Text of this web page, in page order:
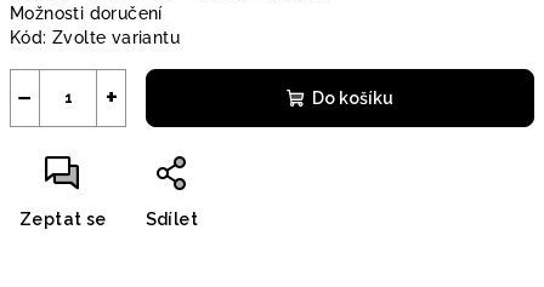
Možnosti doručení
Kód: Zvolte variantu
+
− Do košíku
Zeptat se Sdílet